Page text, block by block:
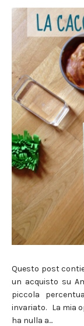
Questo post
un acquisto su
piccola
invariato. La mia
ha nulla a...